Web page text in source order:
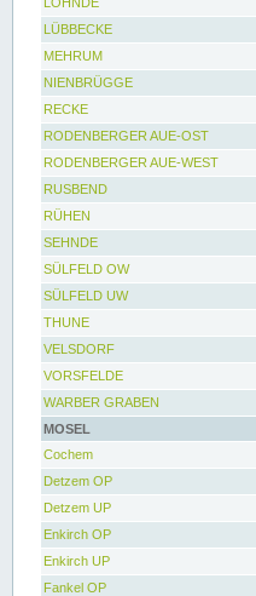
LÜBBECKE
MEHRUM
NIENBRÜGGE
RECKE
RODENBERGER AUE-OST
RODENBERGER AUE-WEST
RUSBEND
RÜHEN
SEHNDE
SÜLFELD OW
SÜLFELD UW
THUNE
VELSDORF
VORSFELDE
WARBER GRABEN
MOSEL
Cochem
Detzem OP
Detzem UP
Enkirch OP
Enkirch UP
Fankel OP